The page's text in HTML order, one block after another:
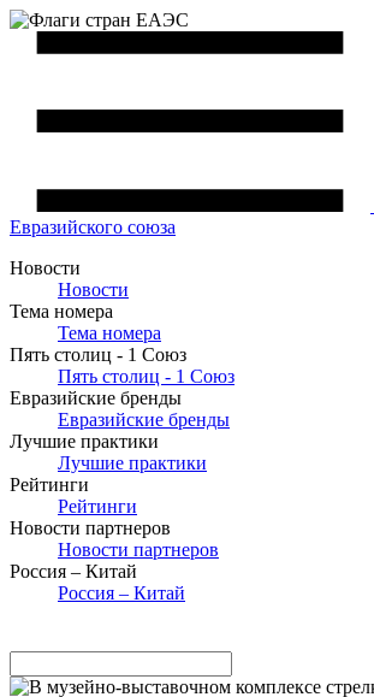
Евразийского союза
Новости
Новости
Тема номера
Тема номера
Пять столиц - 1 Союз
Пять столиц - 1 Союз
Евразийские бренды
Евразийские бренды
Лучшие практики
Лучшие практики
Рейтинги
Рейтинги
Новости партнеров
Новости партнеров
Россия – Китай
Россия – Китай